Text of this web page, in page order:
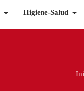
Higiene-Salud